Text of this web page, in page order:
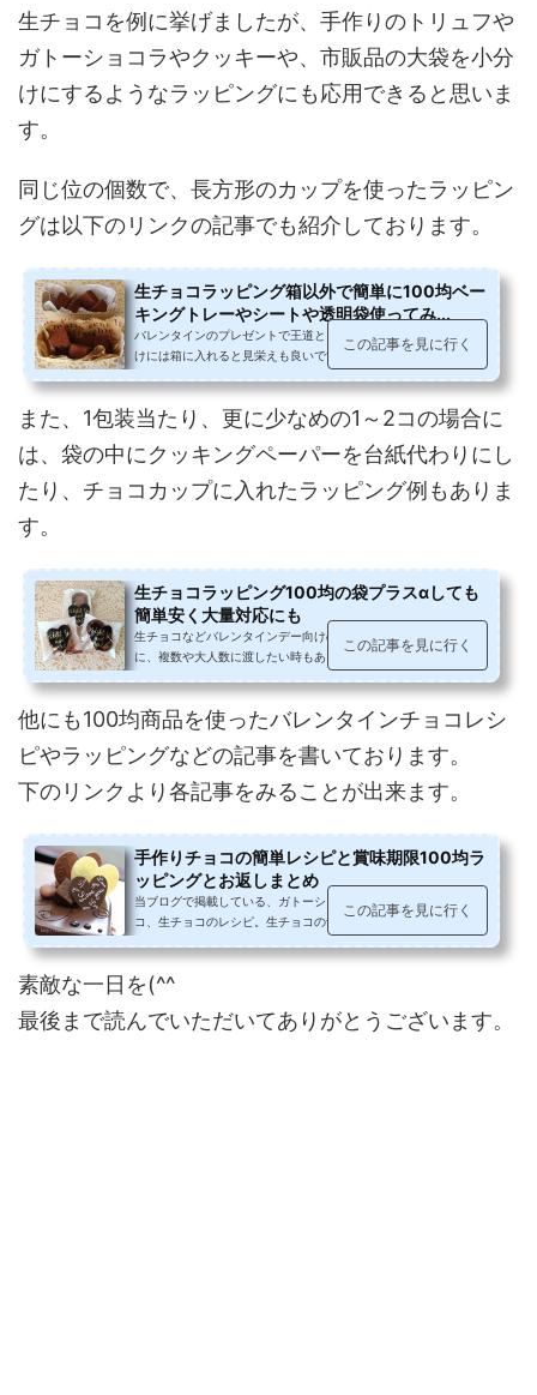
生チョコを例に挙げましたが、手作りのトリュフや
ガトーショコラやクッキーや、市販品の大袋を小分
けにするようなラッピングにも応用できると思いま
す。
同じ位の個数で、長方形のカップを使ったラッピン
グは以下のリンクの記事でも紹介しております。
生チョコラッピング箱以外で簡単に100均ベー
キングトレーやシートや透明袋使ってみ...
バレンタインのプレゼントで王道ともいわれる生チョコ。本命向
けには箱に入れると見栄えも良いですが、友チョコなど、渡す人
この記事を見に行く
また、1包装当たり、更に少なめの1～2コの場合に
は、袋の中にクッキングペーパーを台紙代わりにし
たり、チョコカップに入れたラッピング例もありま
す。
生チョコラッピング100均の袋プラスαしても
簡単安く大量対応にも
生チョコなどバレンタインデー向けのお菓子をラッピングする時
に、複数や大人数に渡したい時もありますよね。とはいえ、ラッ
この記事を見に行く
他にも100均商品を使ったバレンタインチョコレシ
ピやラッピングなどの記事を書いております。
下のリンクより各記事をみることが出来ます。
手作りチョコの簡単レシピと賞味期限100均ラ
ッピングとお返しまとめ
当ブログで掲載している、ガトーショコラ、コーンフレークチョ
コ、生チョコのレシピ。生チョコの切り方。激安板チョコ情報、
この記事を見に行く
素敵な一日を(^^
最後まで読んでいただいてありがとうございます。